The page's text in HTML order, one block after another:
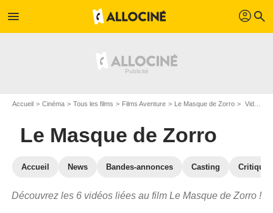
menu profil search
Accueil Cinéma Tous les films Films Aventure Le Masque de Zorro Vidéos du film Le Masque de Zorro
Le Masque de Zorro
Accueil News Bandes-annonces Casting
Découvrez les 6 vidéos liées au film Le Masque de Zorro !